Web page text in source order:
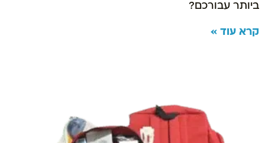
ביותר עבורכם?
קרא עוד »